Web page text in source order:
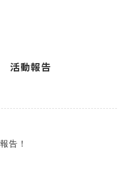
活動報告